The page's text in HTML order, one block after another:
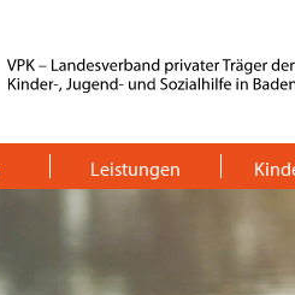
Leistungen